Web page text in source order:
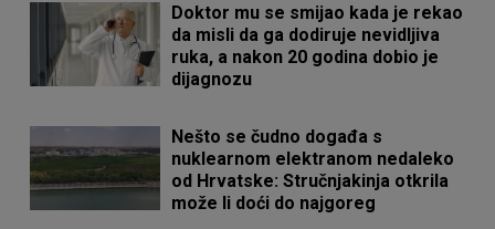
Doktor mu se smijao kada je rekao
da misli da ga dodiruje nevidljiva
ruka, a nakon 20 godina dobio je
dijagnozu
Nešto se čudno događa s
nuklearnom elektranom nedaleko
od Hrvatske: Stručnjakinja otkrila
može li doći do najgoreg